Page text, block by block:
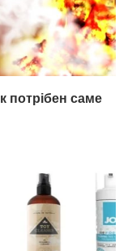
потрібен саме